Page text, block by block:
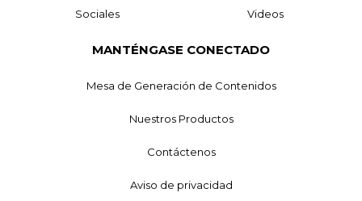
Sociales Videos
MANTÉNGASE CONECTADO
Mesa de Generación de Contenidos
Nuestros Productos
Contáctenos
Aviso de privacidad